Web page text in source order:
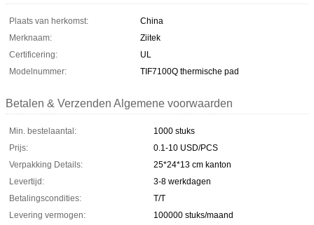
Plaats van herkomst:
China
Merknaam:
Ziitek
Certificering:
UL
Modelnummer:
TIF7100Q thermische pad
Betalen & Verzenden Algemene voorwaarden
Min. bestelaantal:
1000 stuks
Prijs:
0.1-10 USD/PCS
Verpakking Details:
25*24*13 cm kanton
Levertijd:
3-8 werkdagen
Betalingscondities:
T/T
Levering vermogen:
100000 stuks/maand